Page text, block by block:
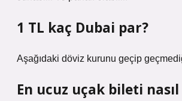
1 TL kaç Dubai par?
Aşağıdaki döviz kurunu geçip
En ucuz uçak bileti